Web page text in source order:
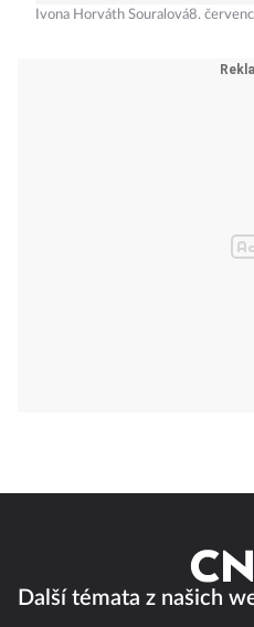
Do města i na pláž:
stylové Pařížanky